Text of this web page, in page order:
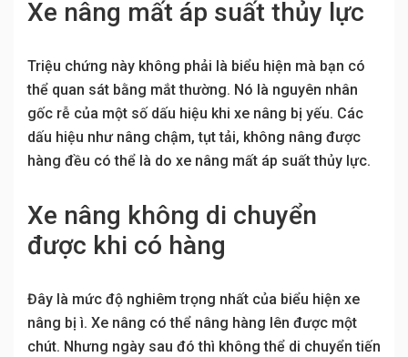
Xe nâng mất áp suất thủy lực
Triệu chứng này không phải là biểu hiện mà bạn có
thể quan sát bằng mắt thường. Nó là nguyên nhân
gốc rễ của một số dấu hiệu khi xe nâng bị yếu. Các
dấu hiệu như nâng chậm, tụt tải, không nâng được
hàng đều có thể là do xe nâng mất áp suất thủy lực.
Xe nâng không di chuyển
được khi có hàng
Đây là mức độ nghiêm trọng nhất của biểu hiện xe
nâng bị ì. Xe nâng có thể nâng hàng lên được một
chút. Nhưng ngày sau đó thì không thể di chuyển tiến